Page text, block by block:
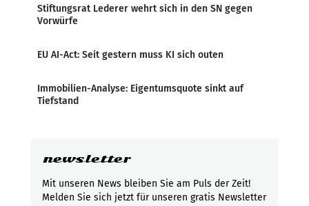
Stiftungsrat Lederer wehrt sich in den SN gegen
Vorwürfe
EU AI-Act: Seit gestern muss KI sich outen
Immobilien-Analyse: Eigentumsquote sinkt auf
Tiefstand
newsletter
Mit unseren News bleiben Sie am Puls der Zeit!
Melden Sie sich jetzt für unseren gratis Newsletter